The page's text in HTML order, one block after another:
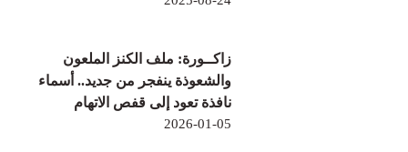
زاكــورة: ملف الكنز الملعون
والشعوذة ينفجر من جديد.. أسماء
نافذة تعود إلى قفص الاتهام
2026-01-05